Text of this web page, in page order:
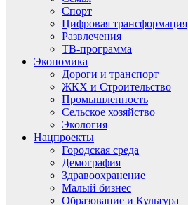
Спорт
Цифровая трансформация
Развлечения
ТВ-программа
Экономика
Дороги и транспорт
ЖКХ и Строительство
Промышленность
Сельское хозяйство
Экология
Нацпроекты
Городская среда
Демография
Здравоохранение
Малый бизнес
Образование и Культура